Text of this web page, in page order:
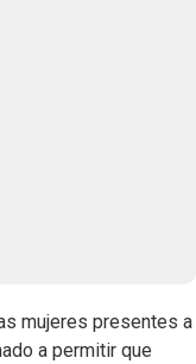
mujeres presentes a
a permitir que